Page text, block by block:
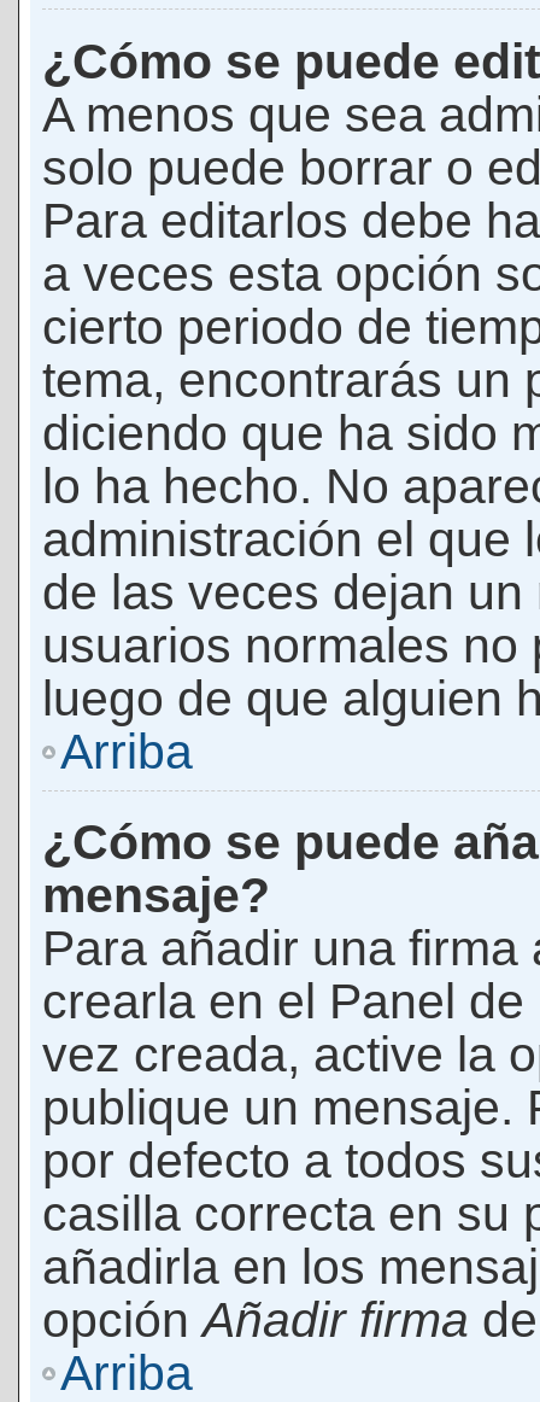
¿Cómo se puede
A menos que sea
solo puede borrar o
Para editarlos debe
a veces esta opción
cierto periodo de
tema, encontrarás un
diciendo que ha sido
lo ha hecho. No
administración el que
de las veces dejan
usuarios normales
luego de que alguien
Arriba
¿Cómo se puede
mensaje?
Para añadir una
crearla en el Panel
vez creada, active la
publique un mensaje.
por defecto a todos
casilla correcta en su
añadirla en los
opciónAñadir firma
Arriba